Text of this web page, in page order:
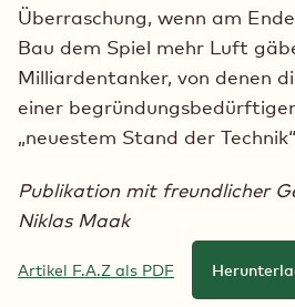
Überraschung, wenn am
Bau dem Spiel mehr Luft
Milliardentanker, von denen
einer
„neuestem Stand der
Publikation mit freundlicher
Niklas Maak
Artikel F.A.Z als PDF